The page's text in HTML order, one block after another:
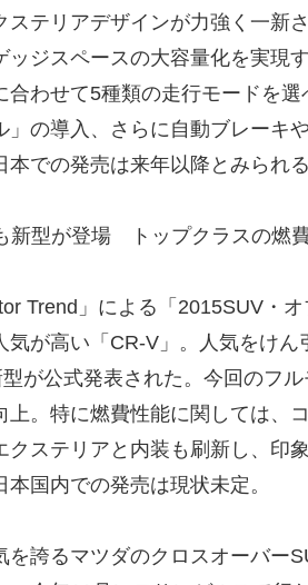
ステリアデザインが力強く一新
ッジスペースの大容量化を実現
わせて5種類の走行モードを選
」の導入、さらに自動ブレーキ
での発売は来年以降とみられる
新型が登場 トップクラスの燃
Trend」による「2015SUV・
気が高い「CR-V」。人気をけん
が公式発表された。今回のフル
上。特に燃費性能に関しては、
クステリアと内装も刷新し、印
国内での発売は現状未定。
誇るマツダのクロスオーバー